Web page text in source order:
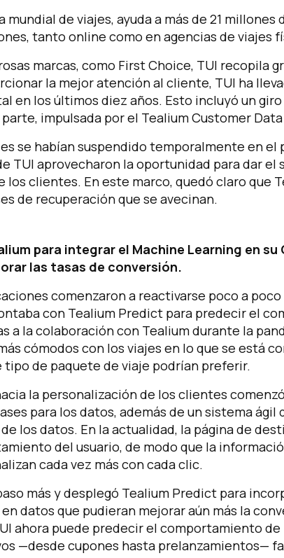
mundial de viajes, ayuda a más de 21
tanto online como en agencias de viajes
marcas, como First Choice, TUI recopila
la mejor atención al cliente, TUI ha
en los últimos diez años. Esto incluyó un
impulsada por el Tealium Customer Data
se habían suspendido temporalmente en el
TUI aprovecharon la oportunidad para dar
los clientes. En este marco, quedó claro que
de recuperación que se avecinan.
para integrar el Machine Learning en
las tasas de conversión.
comenzaron a reactivarse poco a
con Tealium Predict para predecir el
a la colaboración con Tealium durante la
cómodos con los viajes en lo que se está
tipo de paquete de viaje podrían preferir.
la personalización de los clientes
para los datos, además de un sistema
los datos. En la actualidad, la página de
del usuario, de modo que la
cada vez más con cada clic.
más y desplegó Tealium Predict para
datos que pudieran mejorar aún más la
ahora puede predecir el comportamiento
—desde cupones hasta prelanzamientos—